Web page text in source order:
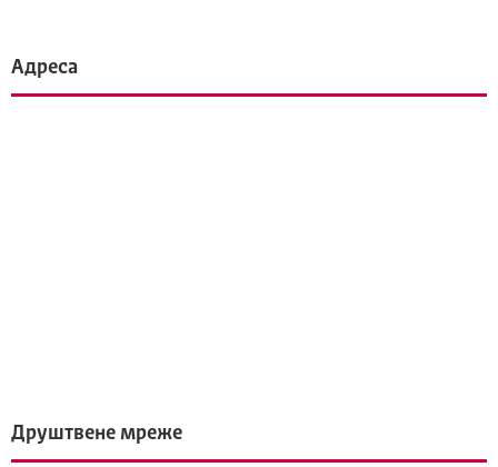
Адреса
Друштвене мреже